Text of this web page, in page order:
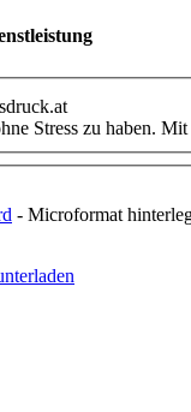
Stress zu haben.
- Microformat